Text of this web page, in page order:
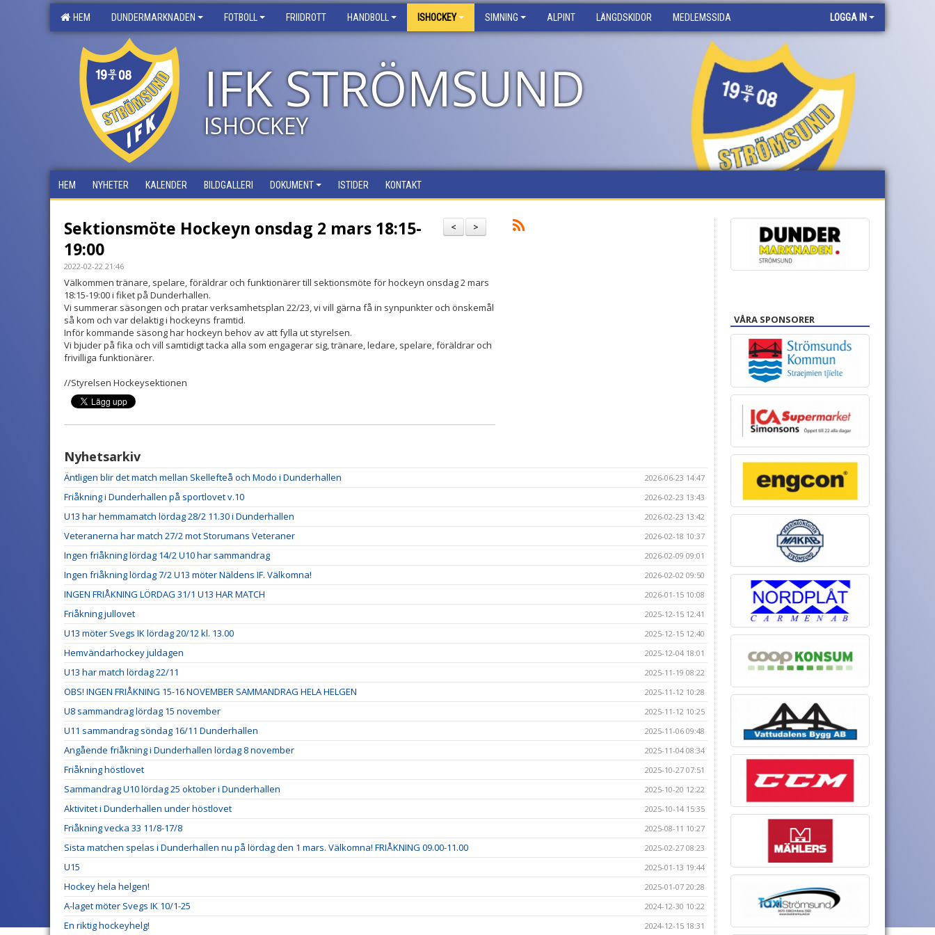
HEM DUNDERMARKNADEN FOTBOLL FRIIDROTT HANDBOLL ISHOCKEY SIMNING ALPINT LÄNGDSKIDOR MEDLEMSSIDA LOGGA IN
IFK STRÖMSUND
ISHOCKEY
HEM NYHETER KALENDER BILDGALLERI DOKUMENT ISTIDER KONTAKT
>
<
Sektionsmöte Hockeyn onsdag 2 mars 18:15-
19:00
2022-02-22 21:46
Välkommen tränare, spelare, föräldrar och funktionärer till sektionsmöte för hockeyn onsdag 2 mars
18:15-19:00 i fiket på Dunderhallen.
Vi summerar säsongen och pratar verksamhetsplan 22/23, vi vill gärna få in synpunkter och önskemål
så kom och var delaktig i hockeyns framtid.
Inför kommande säsong har hockeyn behov av att fylla ut styrelsen.
Vi bjuder på fika och vill samtidigt tacka alla som engagerar sig, tränare, ledare, spelare, föräldrar och
frivilliga funktionärer.
//Styrelsen Hockeysektionen
Nyhetsarkiv
Äntligen blir det match mellan Skellefteå och Modo i Dunderhallen 2026-06-23 14:47
Friåkning i Dunderhallen på sportlovet v.10 2026-02-23 13:43
U13 har hemmamatch lördag 28/2 11.30 i Dunderhallen 2026-02-23 13:42
Veteranerna har match 27/2 mot Storumans Veteraner 2026-02-18 10:37
Ingen friåkning lördag 14/2 U10 har sammandrag 2026-02-09 09:01
Ingen friåkning lördag 7/2 U13 möter Näldens IF. Välkomna! 2026-02-02 09:50
INGEN FRIÅKNING LÖRDAG 31/1 U13 HAR MATCH 2026-01-15 10:08
Friåkning jullovet 2025-12-15 12:41
U13 möter Svegs IK lördag 20/12 kl. 13.00 2025-12-15 12:40
Hemvändarhockey juldagen 2025-12-04 18:01
U13 har match lördag 22/11 2025-11-19 08:22
OBS! INGEN FRIÅKNING 15-16 NOVEMBER SAMMANDRAG HELA HELGEN 2025-11-12 10:28
U8 sammandrag lördag 15 november 2025-11-12 10:25
U11 sammandrag söndag 16/11 Dunderhallen 2025-11-06 09:48
Angående friåkning i Dunderhallen lördag 8 november 2025-11-04 08:34
Friåkning höstlovet 2025-10-27 07:51
Sammandrag U10 lördag 25 oktober i Dunderhallen 2025-10-20 12:22
Aktivitet i Dunderhallen under höstlovet 2025-10-14 15:35
Friåkning vecka 33 11/8-17/8 2025-08-11 10:27
Sista matchen spelas i Dunderhallen nu på lördag den 1 mars. Välkomna! FRIÅKNING 09.00-11.00 2025-02-27 08:23
U15 2025-01-13 19:44
Hockey hela helgen! 2025-01-07 20:28
A-laget möter Svegs IK 10/1-25 2024-12-30 10:22
En riktig hockeyhelg! 2024-12-15 18:31
VÅRA SPONSORER